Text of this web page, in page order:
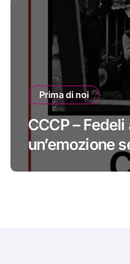
Prima di noi
CCCP –
un’emozione
#primadinoi